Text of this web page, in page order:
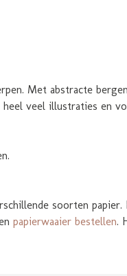
Met abstracte
veel illustraties en
soorten
papierwaaier bestellen.